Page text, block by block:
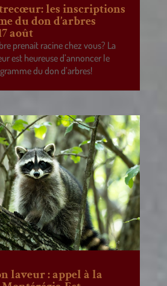
les inscriptions
du don d’arbres
août
prenait racine chez vous? La
est heureuse d’annoncer le
du don d’arbres!
laveur : appel à la